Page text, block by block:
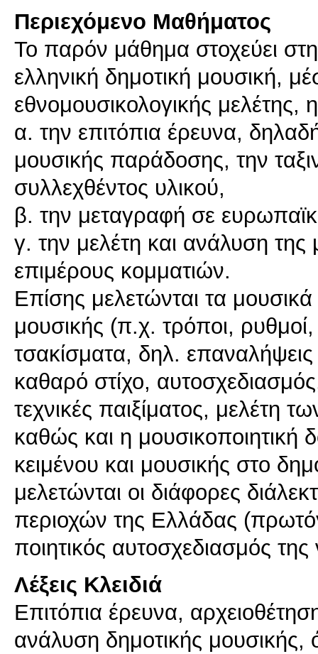
Περιεχόμενο Μαθήματος
To παρόν μάθημα στοχεύει
ελληνική δημοτική μουσική,
εθνομουσικολογικής μελέτης,
α. την επιτόπια έρευνα,
μουσικής παράδοσης, την
συλλεχθέντος υλικού,
β. την μεταγραφή σε
γ. την μελέτη και ανάλυση της
επιμέρους κομματιών.
Επίσης μελετώνται τα
μουσικής (π.χ. τρόποι,
τσακίσματα, δηλ.
καθαρό στίχο,
τεχνικές παιξίματος, μελέτη
καθώς και η
κειμένου και μουσικής στο
μελετώνται οι διάφορες
περιοχών της Ελλάδας
ποιητικός αυτοσχεδιασμός
Λέξεις Κλειδιά
Επιτόπια έρευνα,
ανάλυση δημοτικής